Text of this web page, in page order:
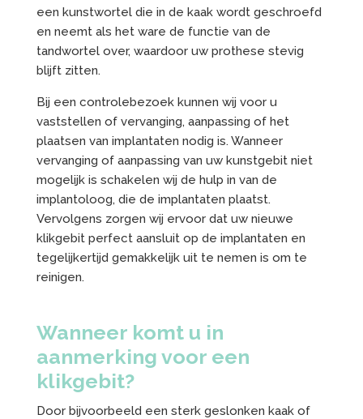
een kunstwortel die in de kaak wordt geschroefd
en neemt als het ware de functie van de
tandwortel over, waardoor uw prothese stevig
blijft zitten.
Bij een controlebezoek kunnen wij voor u
vaststellen of vervanging, aanpassing of het
plaatsen van implantaten nodig is. Wanneer
vervanging of aanpassing van uw kunstgebit niet
mogelijk is schakelen wij de hulp in van de
implantoloog, die de implantaten plaatst.
Vervolgens zorgen wij ervoor dat uw nieuwe
klikgebit perfect aansluit op de implantaten en
tegelijkertijd gemakkelijk uit te nemen is om te
reinigen.
Wanneer komt u in
aanmerking voor een
klikgebit?
Door bijvoorbeeld een sterk geslonken kaak of